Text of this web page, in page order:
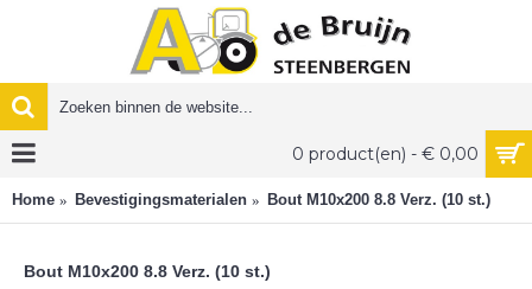
0 product(en) - € 0,00
Home Bevestigingsmaterialen Bout M10x200 8.8 Verz. (10 st.)
Bout M10x200 8.8 Verz. (10 st.)